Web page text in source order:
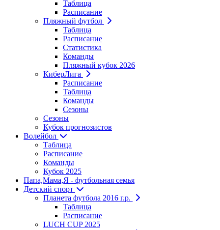
Таблица
Расписание
Пляжный футбол
Таблица
Расписание
Статистика
Команды
Пляжный кубок 2026
КиберЛига
Расписание
Таблица
Команды
Сезоны
Сезоны
Кубок прогнозистов
Волейбол
Таблица
Расписание
Команды
Кубок 2025
Папа,Мама,Я - футбольная семья
Детский спорт
Планета футбола 2016 г.р.
Таблица
Расписание
LUCH CUP 2025